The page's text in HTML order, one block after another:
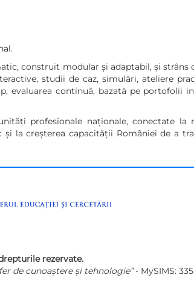
construit modular și adaptabil, și
studii de caz, simulări, ateliere
continuă, bazată pe portofolii
profesionale naționale, conectate la
la creșterea capacității României de a
rezervate.
de cunoaștere și tehnologie”- MySIMS: